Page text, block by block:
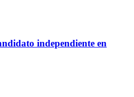
independiente en